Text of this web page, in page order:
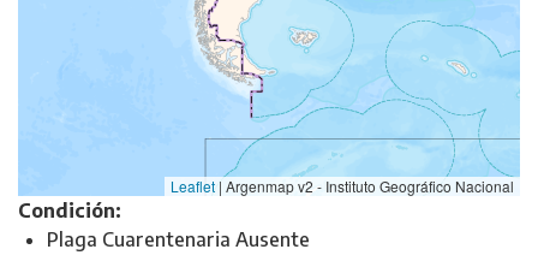
Leaflet | Argenmap v2 - Instituto Geográfico Nacional
Condición:
Plaga Cuarentenaria Ausente